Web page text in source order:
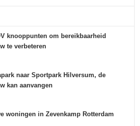
knooppunten om bereikbaarheid
te verbeteren
naar Sportpark Hilversum, de
kan aanvangen
woningen in Zevenkamp Rotterdam